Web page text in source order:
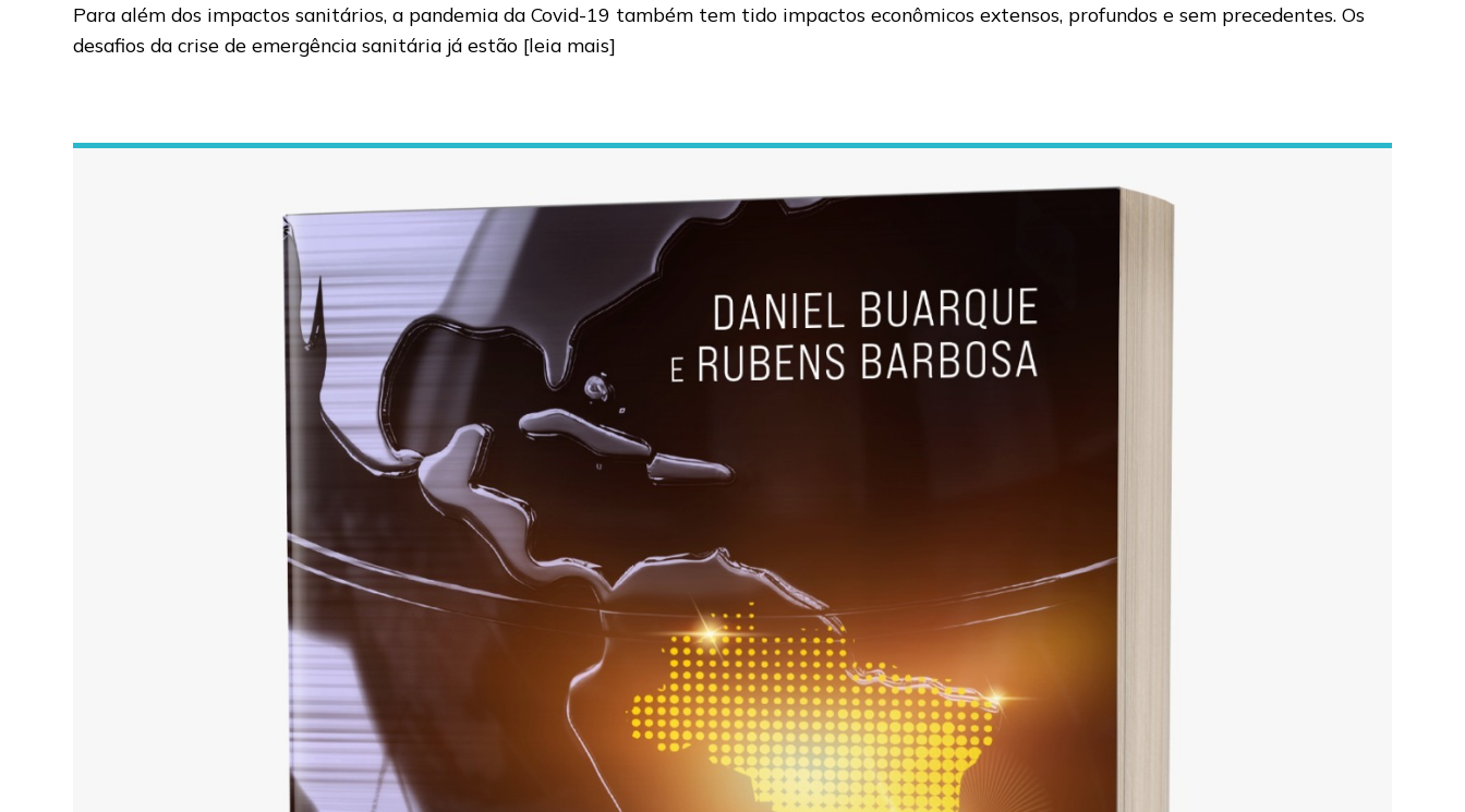
Para além dos impactos sanitários, a pandemia da Covid-19 também tem tido impactos econômicos extensos, profundos e sem precedentes. Os
desafios da crise de emergência sanitária já estão [leia mais]